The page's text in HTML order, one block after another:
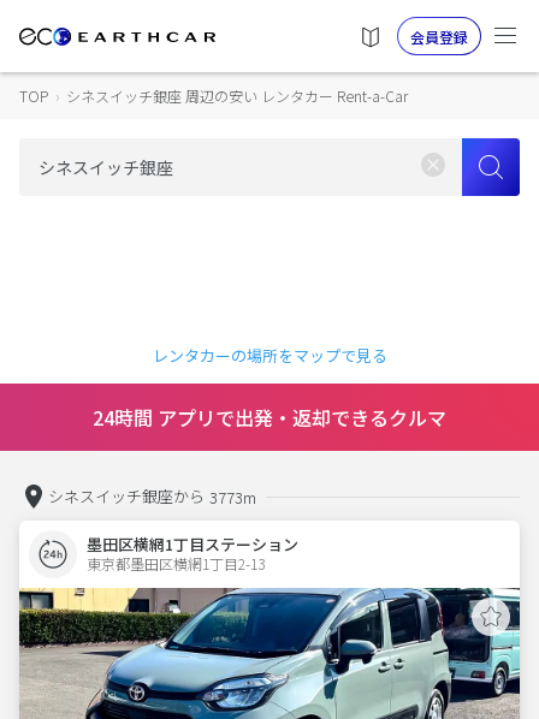
会員登録
TOP › シネスイッチ銀座 周辺の安い レンタカー Rent-a-Car
レンタカーの場所をマップで見る
24時間 アプリで出発・返却できるクルマ
シネスイッチ銀座から 3773m
墨田区横網1丁目ステーション
東京都墨田区横網1丁目2-13